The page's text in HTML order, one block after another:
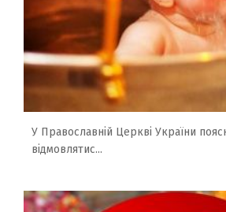
У Православній Церкві України
відмовлятис...